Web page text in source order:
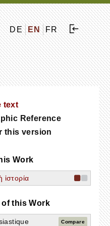
DE EN FR
text
Reference
this version
Work
ἱστορία
this Work
Compare